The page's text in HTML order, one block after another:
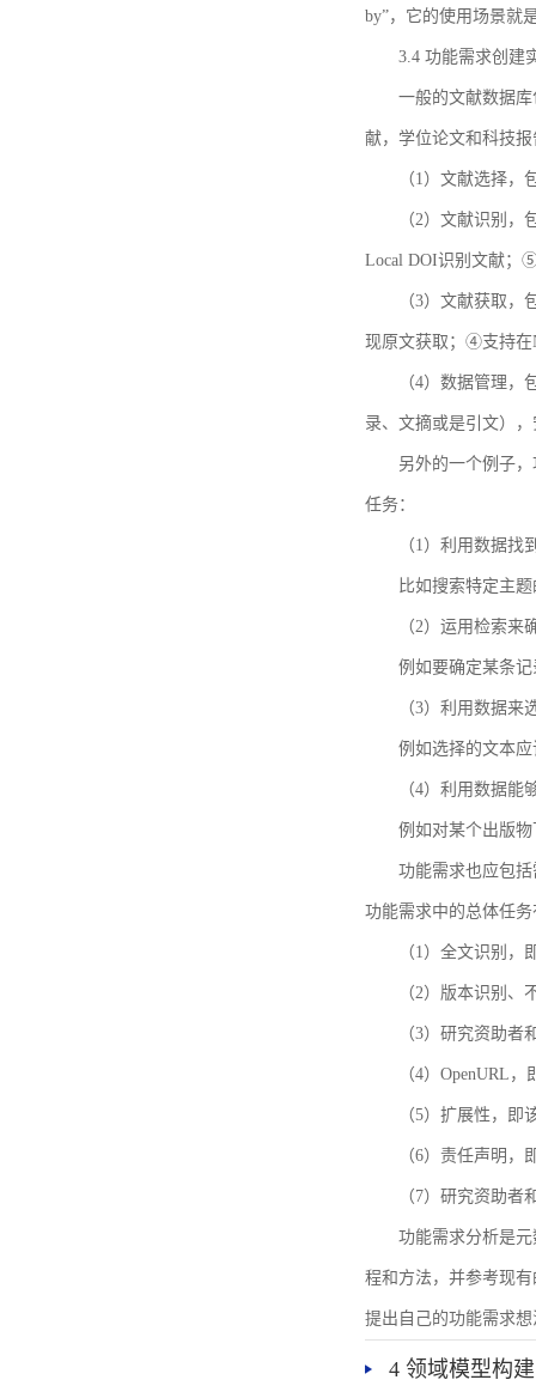
by”，它的使用场景就
3.4 功能需求创建
一般的文献数据
献，学位论文和科技
（1）文献选择
（2）文献识别
Local DOI识别文献；
（3）文献获取
现原文获取；④支持在
（4）数据管理
录、文摘或是引文）
另外的一个例子，
任务：
（1）利用数据找
比如搜索特定主
（2）运用检索来
例如要确定某条
（3）利用数据来
例如选择的文本
（4）利用数据能
例如对某个出版
功能需求也应包括
功能需求中的总体任
（1）全文识别
（2）版本识别、
（3）研究资助者
（4）OpenURL
（5）扩展性，
（6）责任声明，
（7）研究资助
功能需求分析是
程和方法，并参考现
提出自己的功能需求
4 领域模型构建